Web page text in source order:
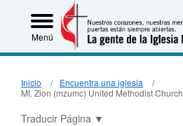
Menú
Inicio
Encuentra una iglesia
Mt. Zion (mzumc) United Methodist Church
Traducir Página ▼